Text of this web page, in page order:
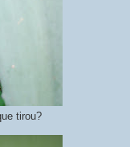
tirou?